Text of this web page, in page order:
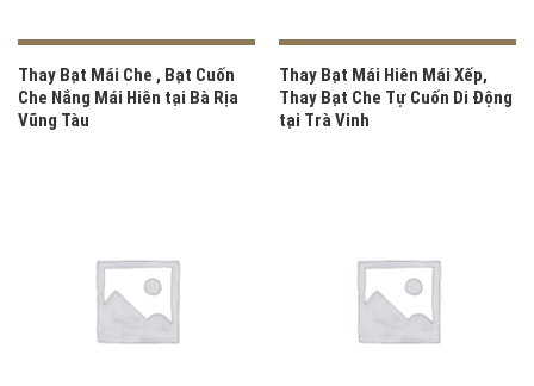
Thay Bạt Mái Che , Bạt Cuốn
Che Nắng Mái Hiên tại Bà Rịa
Vũng Tàu
Thay Bạt Mái Hiên Mái Xếp,
Thay Bạt Che Tự Cuốn Di Động
tại Trà Vinh